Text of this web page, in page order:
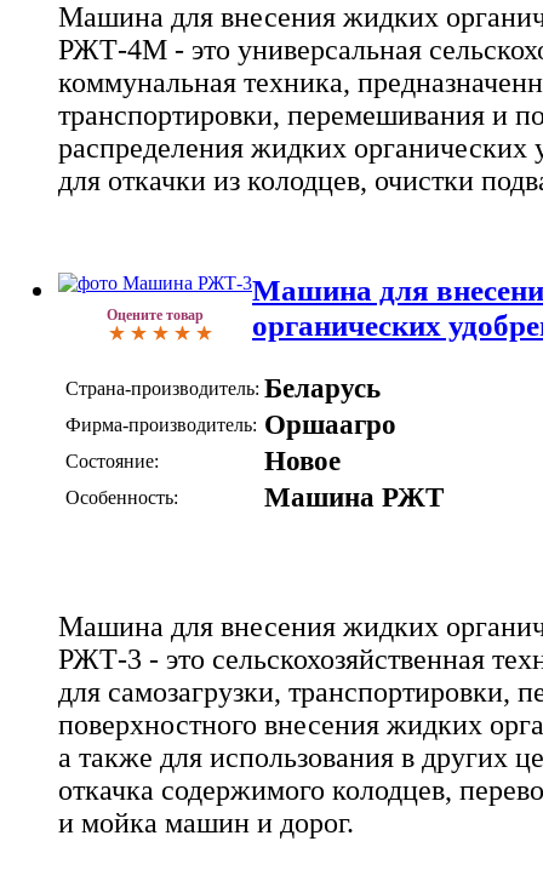
Машина для внесения жидких
РЖТ-4М - это универсальная
коммунальная техника,
транспортировки, перемешивания и
распределения жидких органических
для откачки из колодцев, очистки
Оцените товар
Машина для
органических
Страна-производитель: Беларусь
Фирма-производитель: Оршаагро
Состояние: Новое
Особенность: Машина РЖТ
Машина для внесения жидких
РЖТ-3 - это сельскохозяйственная
для самозагрузки, транспортировки,
поверхностного внесения жидких
а также для использования в других
откачка содержимого колодцев,
и мойка машин и дорог.